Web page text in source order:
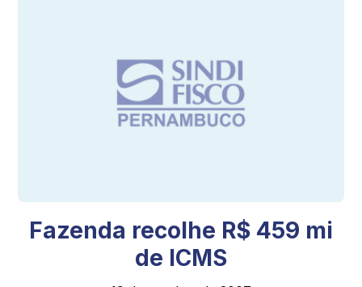
Fazenda recolhe R$ 459 mi
de ICMS